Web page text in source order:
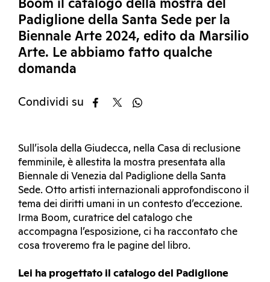
Boom il catalogo della mostra del
Padiglione della Santa Sede per la
Biennale Arte 2024, edito da Marsilio
Arte. Le abbiamo fatto qualche
domanda
Condividi su
Sull’isola della Giudecca, nella Casa di reclusione
femminile, è allestita la mostra presentata alla
Biennale di Venezia dal Padiglione della Santa
Sede. Otto artisti internazionali approfondiscono il
tema dei diritti umani in un contesto d’eccezione.
Irma Boom, curatrice del catalogo che
accompagna l’esposizione, ci ha raccontato che
cosa troveremo fra le pagine del libro.
Lei ha progettato il catalogo del Padiglione